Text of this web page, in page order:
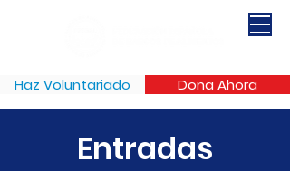
Haz Voluntariado Dona Ahora
Entradas